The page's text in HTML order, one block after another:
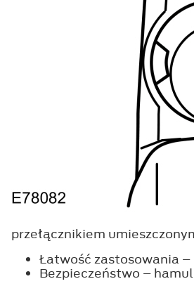
przełącznikiem
Łatwość zastosowania –
Bezpieczeństwo –